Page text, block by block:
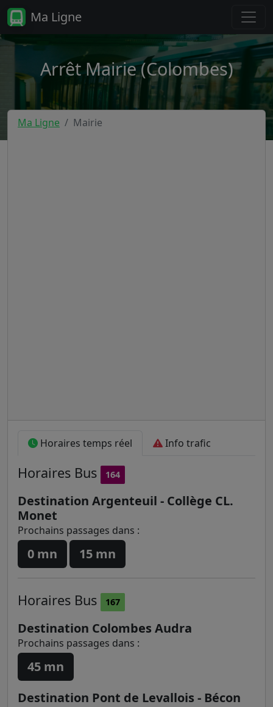
Ma Ligne
Arrêt Mairie (Colombes)
Ma Ligne Mairie
Horaires temps réel Info trafic
Horaires Bus 164
Destination Argenteuil - Collège CL.
Monet
Prochains passages dans :
0 mn 15 mn
Horaires Bus 167
Destination Colombes Audra
Prochains passages dans :
45 mn
Destination Pont de Levallois - Bécon